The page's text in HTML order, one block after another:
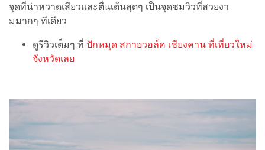
จุดที่น่าหวาดเสียวและตื่นเต้นสุดๆ เป็นจุดชมวิวที่สวยงา
มมากๆ ทีเดียว
ดูรีวิวเต็มๆ ที่ ปักหมุด สกายวอล์ค เชียงคาน ที่เที่ยวใหม่
จังหวัดเลย